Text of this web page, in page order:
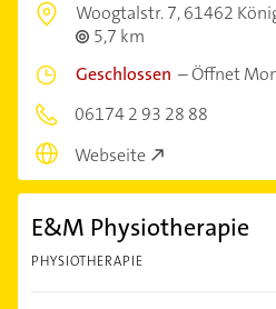
Woogtalstr. 7,61462
5,7 km
Geschlossen –Öffnet
06174 2 93 28 88
Webseite
E&M Physiotherapie
PHYSIOTHERAPIE